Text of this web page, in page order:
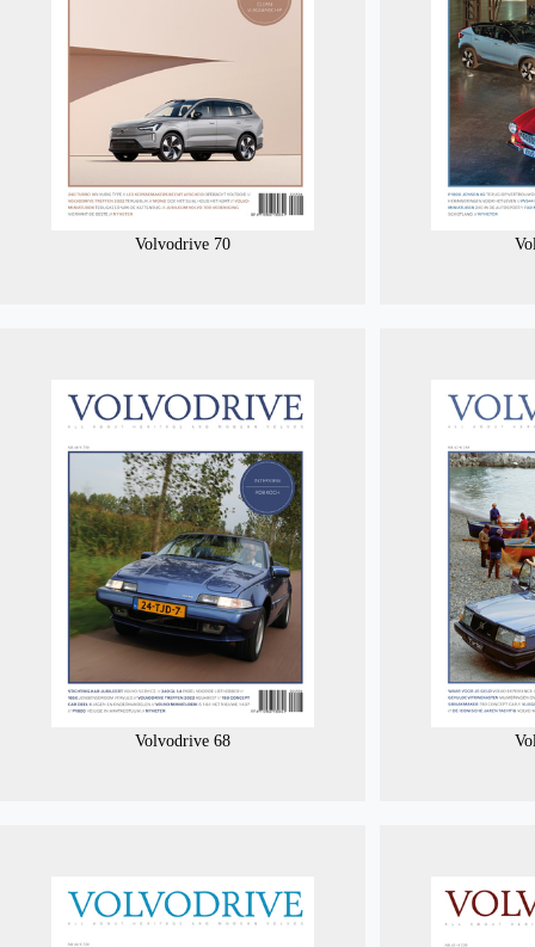
Volvodrive 70
Volvodrive 68